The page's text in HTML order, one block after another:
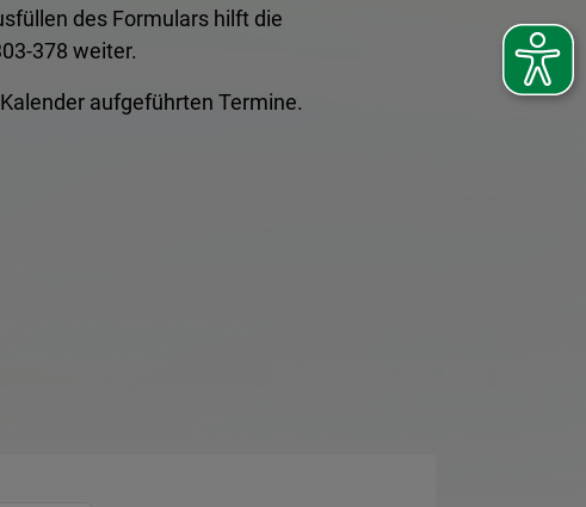
des Formulars hilft die
378 weiter.
aufgeführten Termine.